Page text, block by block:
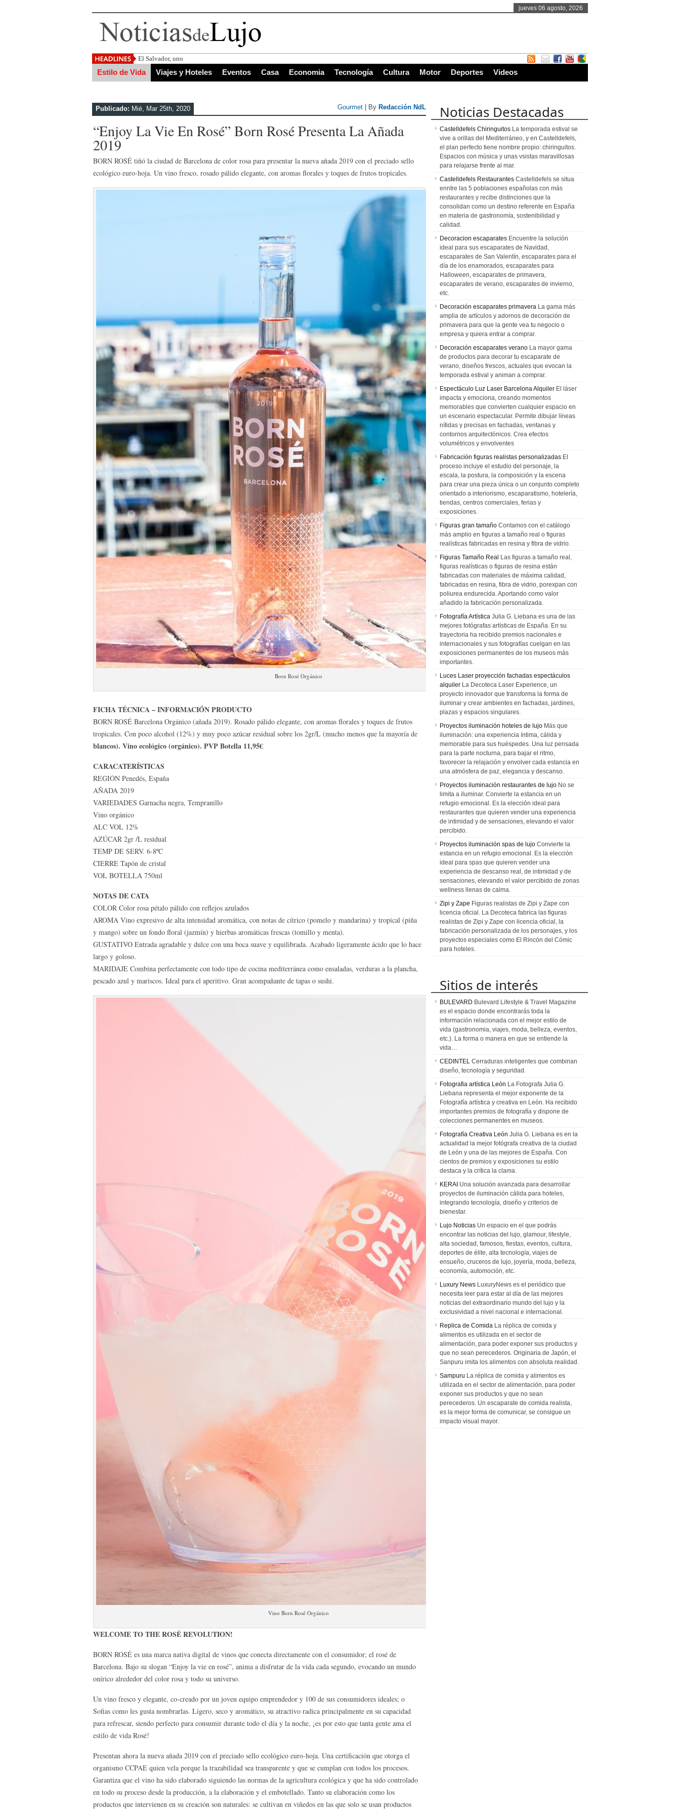
jueves 06 agosto, 2026
El Salvador, uno de los destinos con mayor proyección de Centroa
Estilo de Vida Viajes y Hoteles Eventos Casa Economia Tecnología Cultura Motor Deportes Videos
Publicado: Mié, Mar 25th, 2020 Gourmet | By Redacción NdL
“Enjoy La Vie En Rosé” Born Rosé Presenta La Añada
2019
BORN ROSÉ tiñó la ciudad de Barcelona de color rosa para presentar la nueva añada 2019 con el preciado sello
ecológico euro-hoja. Un vino fresco, rosado pálido elegante, con aromas florales y toques de frutos tropicales.
Born Rosé Orgánico
FICHA TÉCNICA – INFORMACIÓN PRODUCTO
BORN ROSÉ Barcelona Orgánico (añada 2019). Rosado pálido elegante, con aromas florales y toques de frutos
tropicales. Con poco alcohol (12%) y muy poco azúcar residual sobre los 2gr/L (mucho menos que la mayoría de
blancos). Vino ecológico (orgánico). PVP Botella 11,95€
CARACATERÍSTICAS
REGIÓN Penedés, España
AÑADA 2019
VARIEDADES Garnacha negra, Tempranillo
Vino orgánico
ALC VOL 12%
AZÚCAR 2gr /L residual
TEMP DE SERV. 6-8ºC
CIERRE Tapón de cristal
VOL BOTELLA 750ml
NOTAS DE CATA
COLOR Color rosa pétalo pálido con reflejos azulados
AROMA Vino expresivo de alta intensidad aromática, con notas de cítrico (pomelo y mandarina) y tropical (piña
y mango) sobre un fondo floral (jazmín) y hierbas aromáticas frescas (tomillo y menta).
GUSTATIVO Entrada agradable y dulce con una boca suave y equilibrada. Acabado ligeramente ácido que lo hace
largo y goloso.
MARIDAJE Combina perfectamente con todo tipo de cocina mediterránea como ensaladas, verduras a la plancha,
pescado azul y mariscos. Ideal para el aperitivo. Gran acompañante de tapas o sushi.
Vino Born Rosé Orgánico
WELCOME TO THE ROSÉ REVOLUTION!
BORN ROSÉ es una marca nativa digital de vinos que conecta directamente con el consumidor; el rosé de
Barcelona. Bajo su slogan “Enjoy la vie en rosé”, anima a disfrutar de la vida cada segundo, evocando un mundo
onírico alrededor del color rosa y todo su universo.
Un vino fresco y elegante, co-creado por un joven equipo emprendedor y 100 de sus consumidores ideales; o
Sofias como les gusta nombrarlas. Ligero, seco y aromático, su atractivo radica principalmente en su capacidad
para refrescar, siendo perfecto para consumir durante todo el día y la noche, ¡es por esto que tanta gente ama el
estilo de vida Rosé!
Presentan ahora la nueva añada 2019 con el preciado sello ecológico euro-hoja. Una certificación que otorga el
organismo CCPAE quien vela porque la trazabilidad sea transparente y que se cumplan con todos los procesos.
Garantiza que el vino ha sido elaborado siguiendo las normas de la agricultura ecológica y que ha sido controlado
en todo su proceso desde la producción, a la elaboración y el embotellado. Tanto su elaboración como los
productos que intervienen en su creación son naturales: se cultivan en viñedos en las que solo se usan productos
Noticias Destacadas
Castelldefels Chiringuitos La temporada estival se
vive a orillas del Mediterráneo, y en Castelldefels,
el plan perfecto tiene nombre propio: chiringuitos.
Espacios con música y unas vsistas maravillosas
para relajarse frente al mar.
Castelldefels Restaurantes Castelldefels se situa
enntre las 5 poblaciones españolas con más
restaurantes y recibe distinciones que la
consolidan como un destino referente en España
en materia de gastronomía, sostenibilidad y
calidad.
Decoracion escaparates Encuentre la solución
ideal para sus escaparates de Navidad,
escaparates de San Valentín, escaparates para el
día de los enamorados, escaparates para
Halloween, escaparates de primavera,
escaparates de verano, escaparates de invierno,
etc.
Decoración escaparates primavera La gama más
amplia de artículos y adornos de decoración de
primavera para que la gente vea tu negocio o
empresa y quiera entrar a comprar.
Decoración escaparates verano La mayor gama
de productos para decorar tu escaparate de
verano, diseños frescos, actuales que evocan la
temporada estival y animan a comprar.
Espectáculo Luz Laser Barcelona Alquiler El láser
impacta y emociona, creando momentos
memorables que convierten cualquier espacio en
un escenario espectacular. Permite dibujar líneas
nítidas y precisas en fachadas, ventanas y
contornos arquitectónicos. Crea efectos
volumétricos y envolventes
Fabricación figuras realistas personalizadas El
proceso incluye el estudio del personaje, la
escala, la postura, la composición y la escena
para crear una pieza única o un conjunto completo
orientado a interiorismo, escaparatismo, hotelería,
tiendas, centros comerciales, ferias y
exposiciones.
Figuras gran tamaño Contamos con el catálogo
más amplio en figuras a tamaño real o figuras
realísticas fabricadas en resina y fibra de vidrio.
Figuras Tamaño Real Las figuras a tamaño real,
figuras realísticas o figuras de resina están
fabricadas con materiales de máxima calidad,
fabricadas en resina, fibra de vidrio, porexpan con
poliurea endurecida. Aportando como valor
añadido la fabricación personalizada.
Fotografía Artística Julia G. Liebana es una de las
mejores fotógrafas artísticas de España. En su
trayectoria ha recibido premios nacionales e
internacionales y sus fotografías cuelgan en las
exposiciones permanentes de los museos más
importantes.
Luces Laser proyección fachadas espectáculos
alquiler La Decoteca Laser Experience, un
proyecto innovador que transforma la forma de
iluminar y crear ambientes en fachadas, jardines,
plazas y espacios singulares.
Proyectos iluminación hoteles de lujo Más que
iluminación: una experiencia íntima, cálida y
memorable para sus huéspedes. Una luz pensada
para la parte nocturna, para bajar el ritmo,
favorecer la relajación y envolver cada estancia en
una atmósfera de paz, elegancia y descanso.
Proyectos iluminación restaurantes de lujo No se
limita a iluminar. Convierte la estancia en un
refugio emocional. Es la elección ideal para
restaurantes que quieren vender una experiencia
de intimidad y de sensaciones, elevando el valor
percibido.
Proyectos iluminación spas de lujo Convierte la
estancia en un refugio emocional. Es la elección
ideal para spas que quieren vender una
experiencia de descanso real, de intimidad y de
sensaciones, elevando el valor percibido de zonas
wellness llenas de calma.
Zipi y Zape Figuras realistas de Zipi y Zape con
licencia oficial. La Decoteca fabrica las figuras
realistas de Zipi y Zape con licencia oficial, la
fabricación personalizada de los personajes, y los
proyectos especiales como El Rincón del Cómic
para hoteles.
Sitios de interés
BULEVARD Bulevard Lifestyle & Travel Magazine
es el espacio donde encontrarás toda la
información relacionada con el mejor estilo de
vida (gastronomia, viajes, moda, belleza, eventos,
etc.). La forma o manera en que se entiende la
vida…
CEDINTEL Cerraduras inteligentes que combinan
diseño, tecnología y seguridad.
Fotografia artística León La Fotografa Julia G.
Liebana representa el mejor exponente de la
Fotografía artística y creativa en León. Ha recibido
importantes premios de fotografía y dispone de
colecciones permanentes en museos.
Fotografía Creativa León Julia G. Liebana es en la
actualidad la mejor fotógrafa creativa de la ciudad
de León y una de las mejores de España. Con
cientos de premios y exposiciones su estilo
destaca y la crítica la clama.
KERAI Una solución avanzada para desarrollar
proyectos de iluminación cálida para hoteles,
integrando tecnología, diseño y criterios de
bienestar.
Lujo Noticias Un espacio en el que podrás
encontrar las noticias del lujo, glamour, lifestyle,
alta sociedad, famosos, fiestas, eventos, cultura,
deportes de élite, alta tecnología, viajes de
ensueño, cruceros de lujo, joyería, moda, belleza,
economía, automoción, etc.
Luxury News LuxuryNews es el periódico que
necesita leer para estar al día de las mejores
noticias del extraordinario mundo del lujo y la
exclusividad a nivel nacional e internacional.
Replica de Comida La réplica de comida y
alimentos es utilizada en el sector de
alimentación, para poder exponer sus productos y
que no sean perecederos. Originaria de Japón, el
Sanpuru imita los alimentos con absoluta realidad.
Sampuru La réplica de comida y alimentos es
utilizada en el sector de alimentación, para poder
exponer sus productos y que no sean
perecederos. Un escaparate de comida realista,
es la mejor forma de comunicar, se consigue un
impacto visual mayor.